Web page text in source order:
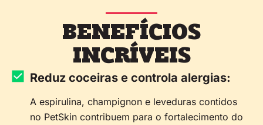
BENEFÍCIOS
INCRÍVEIS
Reduz coceiras e controla alergias:
A espirulina, champignon e leveduras contidos
no PetSkin contribuem para o fortalecimento do